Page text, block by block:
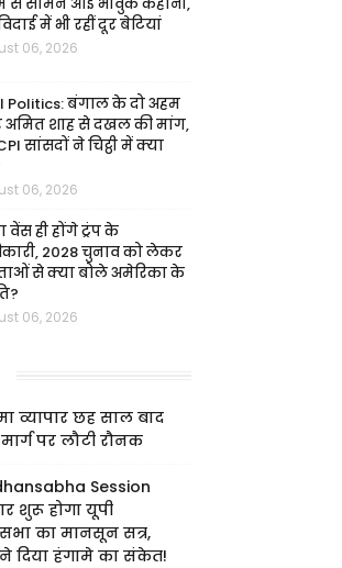
में भी रहीं दूर बेटियां
06, 2026
Politics: बंगाल के दो अहम
अमित शाह से दखल की मांग,
सांसदों ने चिट्ठी में क्या
06, 2026
वेंस ही होंगे ट्रंप के
2028 चुनाव को लेकर
से क्या बोले अमेरिका के
06, 2026
व्यापार छह साल बाद
पर लौटी रौनक
Session
शुरू होगा यूपी
का मानसून सत्र,
ने दिया हंगामे का संकेत!